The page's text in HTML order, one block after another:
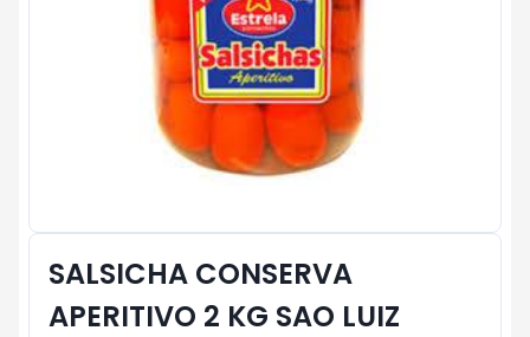
SALSICHA CONSERVA
APERITIVO 2 KG SAO LUIZ